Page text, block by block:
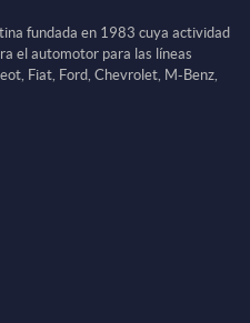
fundada en 1983 cuya actividad
el automotor para las líneas
Fiat, Ford, Chevrolet, M-Benz,